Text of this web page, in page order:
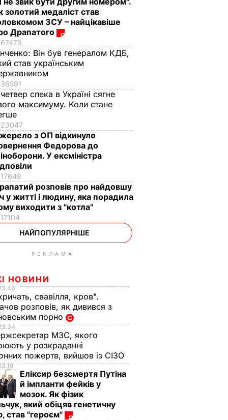
золотий медаліст став
ЗСУ – найцікавіше
Драпатого
67476
Він був генералом КДБ,
став українським
36591
спека в Україні сягне
максимуму. Коли стане
23047
з ОП відкинуло
Федорова до
У ексміністра
17648
розповів про найдовшу
у житті і людину, яка порадила
виходити з "котла"
17104
НАЙПОПУЛЯРНІШЕ
РЕКЛАМА
НОВИНИ
свавілля, кров".
розповів, як дивився з
порно
МЗС, якого
у розкраданні
пожертв, вийшов із СІЗО
Еліксир безсмертя Путіна
й імпланти фейків у
мозок. Як фізик
який обіцяв генетичну
став "героєм"